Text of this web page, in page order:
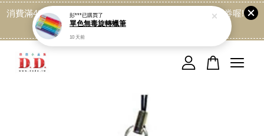
消費滿499免運喔, 記得加LINE:@dede168 領取專屬折扣券喔!
點我
您的購物車目前還是空的。
繼續購物
彭***已購買了
單色無毒旋轉蠟筆
10 天前